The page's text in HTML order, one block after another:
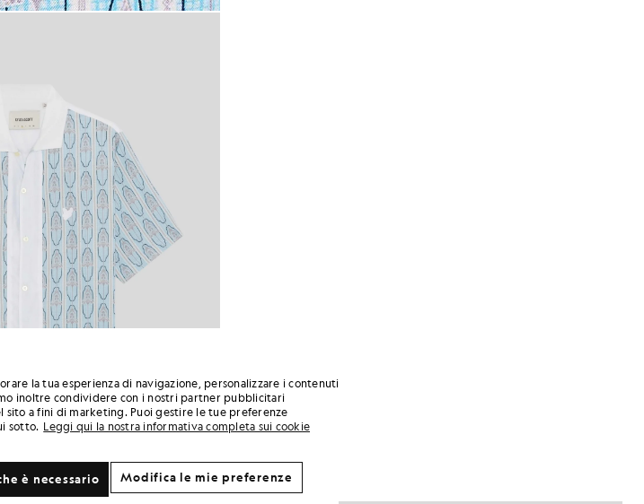
la tua esperienza di navigazione, personalizzare i contenuti
inoltre condividere con i nostri partner pubblicitari
a fini di marketing. Puoi gestire le tue preferenze
sotto. Leggi qui la nostra informativa completa sui cookie
è necessario Modifica le mie preferenze